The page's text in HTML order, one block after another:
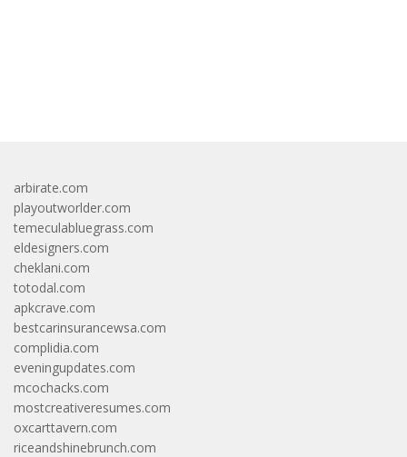
arbirate.com
playoutworlder.com
temeculabluegrass.com
eldesigners.com
cheklani.com
totodal.com
apkcrave.com
bestcarinsurancewsa.com
complidia.com
eveningupdates.com
mcochacks.com
mostcreativeresumes.com
oxcarttavern.com
riceandshinebrunch.com